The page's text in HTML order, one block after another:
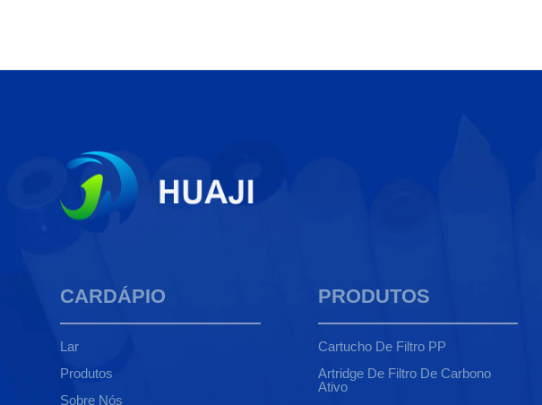
CARDÁPIO
Lar
Produtos
Sobre Nós
PRODUTOS
Cartucho De Filtro PP
Artridge De Filtro De Carbono
Ativo